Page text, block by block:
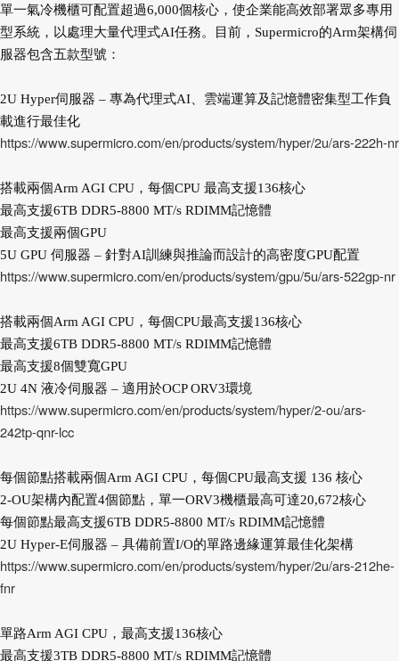
單一氣冷機櫃可配置超過6,000個核心，使企業能高效部署眾多專用
型系統，以處理大量代理式AI任務。目前，Supermicro的Arm架構伺
服器包含五款型號：
2U Hyper伺服器 – 專為代理式AI、雲端運算及記憶體密集型工作負
載進行最佳化
https://www.supermicro.com/en/products/system/hyper/2u/ars-222h-nr
搭載兩個Arm AGI CPU，每個CPU 最高支援136核心
最高支援6TB DDR5-8800 MT/s RDIMM記憶體
最高支援兩個GPU
5U GPU 伺服器 – 針對AI訓練與推論而設計的高密度GPU配置
https://www.supermicro.com/en/products/system/gpu/5u/ars-522gp-nr
搭載兩個Arm AGI CPU，每個CPU最高支援136核心
最高支援6TB DDR5-8800 MT/s RDIMM記憶體
最高支援8個雙寬GPU
2U 4N 液冷伺服器 – 適用於OCP ORV3環境
https://www.supermicro.com/en/products/system/hyper/2-ou/ars-
242tp-qnr-lcc
每個節點搭載兩個Arm AGI CPU，每個CPU最高支援 136 核心
2-OU架構內配置4個節點，單一ORV3機櫃最高可達20,672核心
每個節點最高支援6TB DDR5-8800 MT/s RDIMM記憶體
2U Hyper-E伺服器 – 具備前置I/O的單路邊緣運算最佳化架構
https://www.supermicro.com/en/products/system/hyper/2u/ars-212he-
fnr
單路Arm AGI CPU，最高支援136核心
最高支援3TB DDR5-8800 MT/s RDIMM記憶體